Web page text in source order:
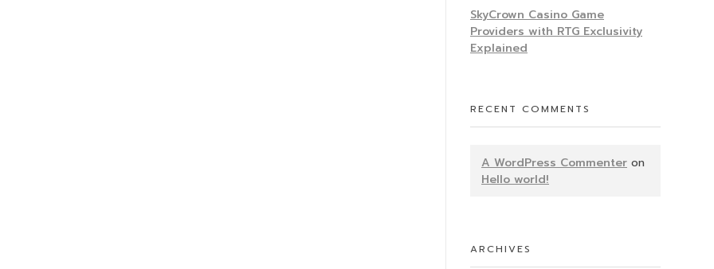
SkyCrown Casino Game
Providers with RTG Exclusivity
Explained
RECENT COMMENTS
A WordPress Commenter on
Hello world!
ARCHIVES